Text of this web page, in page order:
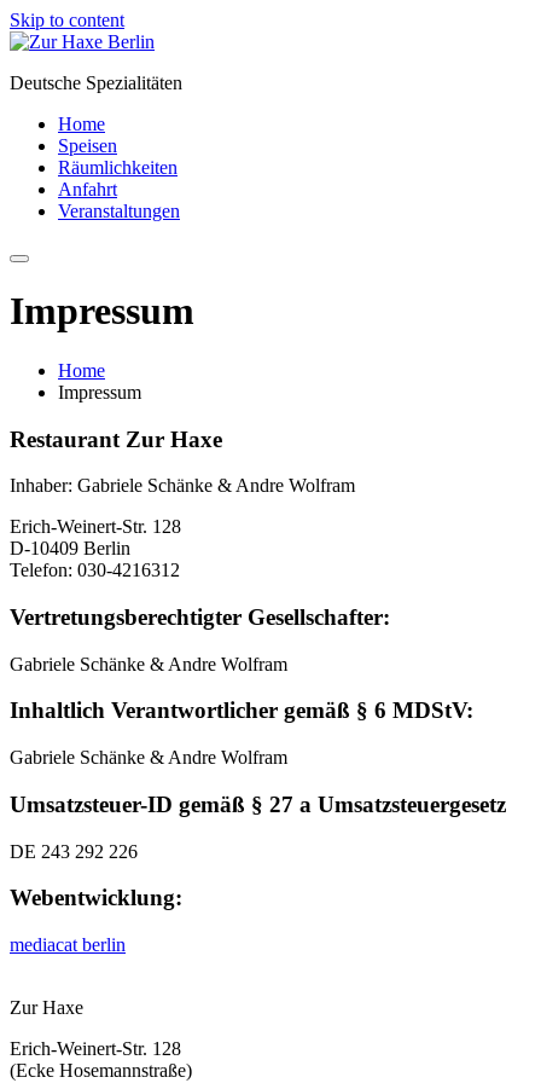
Skip to content
Deutsche Spezialitäten
Home
Speisen
Räumlichkeiten
Anfahrt
Veranstaltungen
Impressum
Home
Impressum
Restaurant Zur Haxe
Inhaber: Gabriele Schänke & Andre Wolfram
Erich-Weinert-Str. 128
D-10409 Berlin
Telefon: 030-4216312
Vertretungsberechtigter Gesellschafter:
Gabriele Schänke & Andre Wolfram
Inhaltlich Verantwortlicher gemäß § 6 MDStV:
Gabriele Schänke & Andre Wolfram
Umsatzsteuer-ID gemäß § 27 a Umsatzsteuergesetz
DE 243 292 226
Webentwicklung:
mediacat berlin
Zur Haxe
Erich-Weinert-Str. 128
(Ecke Hosemannstraße)